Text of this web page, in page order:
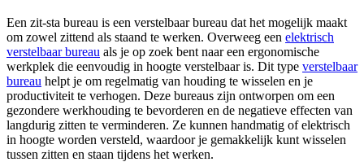
Een zit-sta bureau is een verstelbaar bureau dat het mogelijk maakt
om zowel zittend als staand te werken. Overweeg een elektrisch
verstelbaar bureau als je op zoek bent naar een ergonomische
werkplek die eenvoudig in hoogte verstelbaar is. Dit type verstelbaar
bureau helpt je om regelmatig van houding te wisselen en je
productiviteit te verhogen. Deze bureaus zijn ontworpen om een
gezondere werkhouding te bevorderen en de negatieve effecten van
langdurig zitten te verminderen. Ze kunnen handmatig of elektrisch
in hoogte worden versteld, waardoor je gemakkelijk kunt wisselen
tussen zitten en staan tijdens het werken.